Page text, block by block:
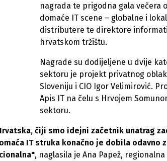
nagrada te prigodna gala večera
domaće IT scene – globalne i
distributere te direktore
hrvatskom tržištu.
Nagrade su dodijeljene u dvije
sektoru je projekt privatnog
Sloveniju i CIO Igor Velimirović.
Apis IT na čelu s Hrvojem
sektoru.
čiji smo idejni začetnik unatrag
IT struka konačno je dobila odavno
, naglasila je Ana Papež,